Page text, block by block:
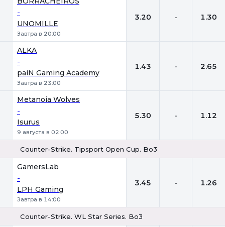
-
UNOMILLE
Завтра в 20:00
3.20 - 1.30
ALKA
-
paiN Gaming Academy
Завтра в 23:00
1.43 - 2.65
Metanoia Wolves
-
Isurus
9 августа в 02:00
5.30 - 1.12
Counter-Strike. Tipsport Open Cup. Bo3
GamersLab
-
LPH Gaming
Завтра в 14:00
3.45 - 1.26
Counter-Strike. WL Star Series. Bo3